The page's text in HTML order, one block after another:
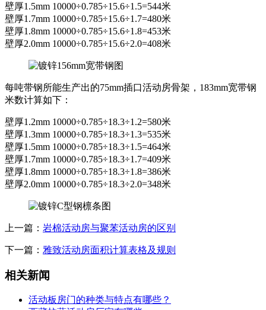
壁厚1.5mm 10000÷0.785÷15.6÷1.5=544米
壁厚1.7mm 10000÷0.785÷15.6÷1.7=480米
壁厚1.8mm 10000÷0.785÷15.6÷1.8=453米
壁厚2.0mm 10000÷0.785÷15.6÷2.0=408米
每吨带钢所能生产出的75mm插口活动房骨架，183mm宽带钢
米数计算如下：
壁厚1.2mm 10000÷0.785÷18.3÷1.2=580米
壁厚1.3mm 10000÷0.785÷18.3÷1.3=535米
壁厚1.5mm 10000÷0.785÷18.3÷1.5=464米
壁厚1.7mm 10000÷0.785÷18.3÷1.7=409米
壁厚1.8mm 10000÷0.785÷18.3÷1.8=386米
壁厚2.0mm 10000÷0.785÷18.3÷2.0=348米
上一篇： 岩棉活动房与聚苯活动房的区别
下一篇： 雅致活动房面积计算表格及规则
相关新闻
活动板房门的种类与特点有哪些？